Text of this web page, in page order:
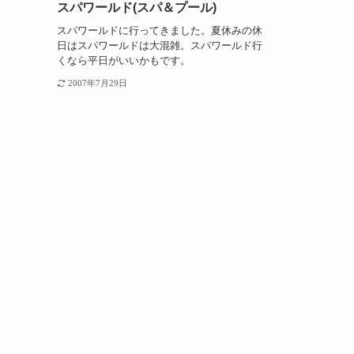
スパワールド(スパ＆プール)
スパワールドに行ってきました。夏休みの休
日はスパワールドは大混雑。スパワールド行
くなら平日がいいかもです。
2007年7月29日